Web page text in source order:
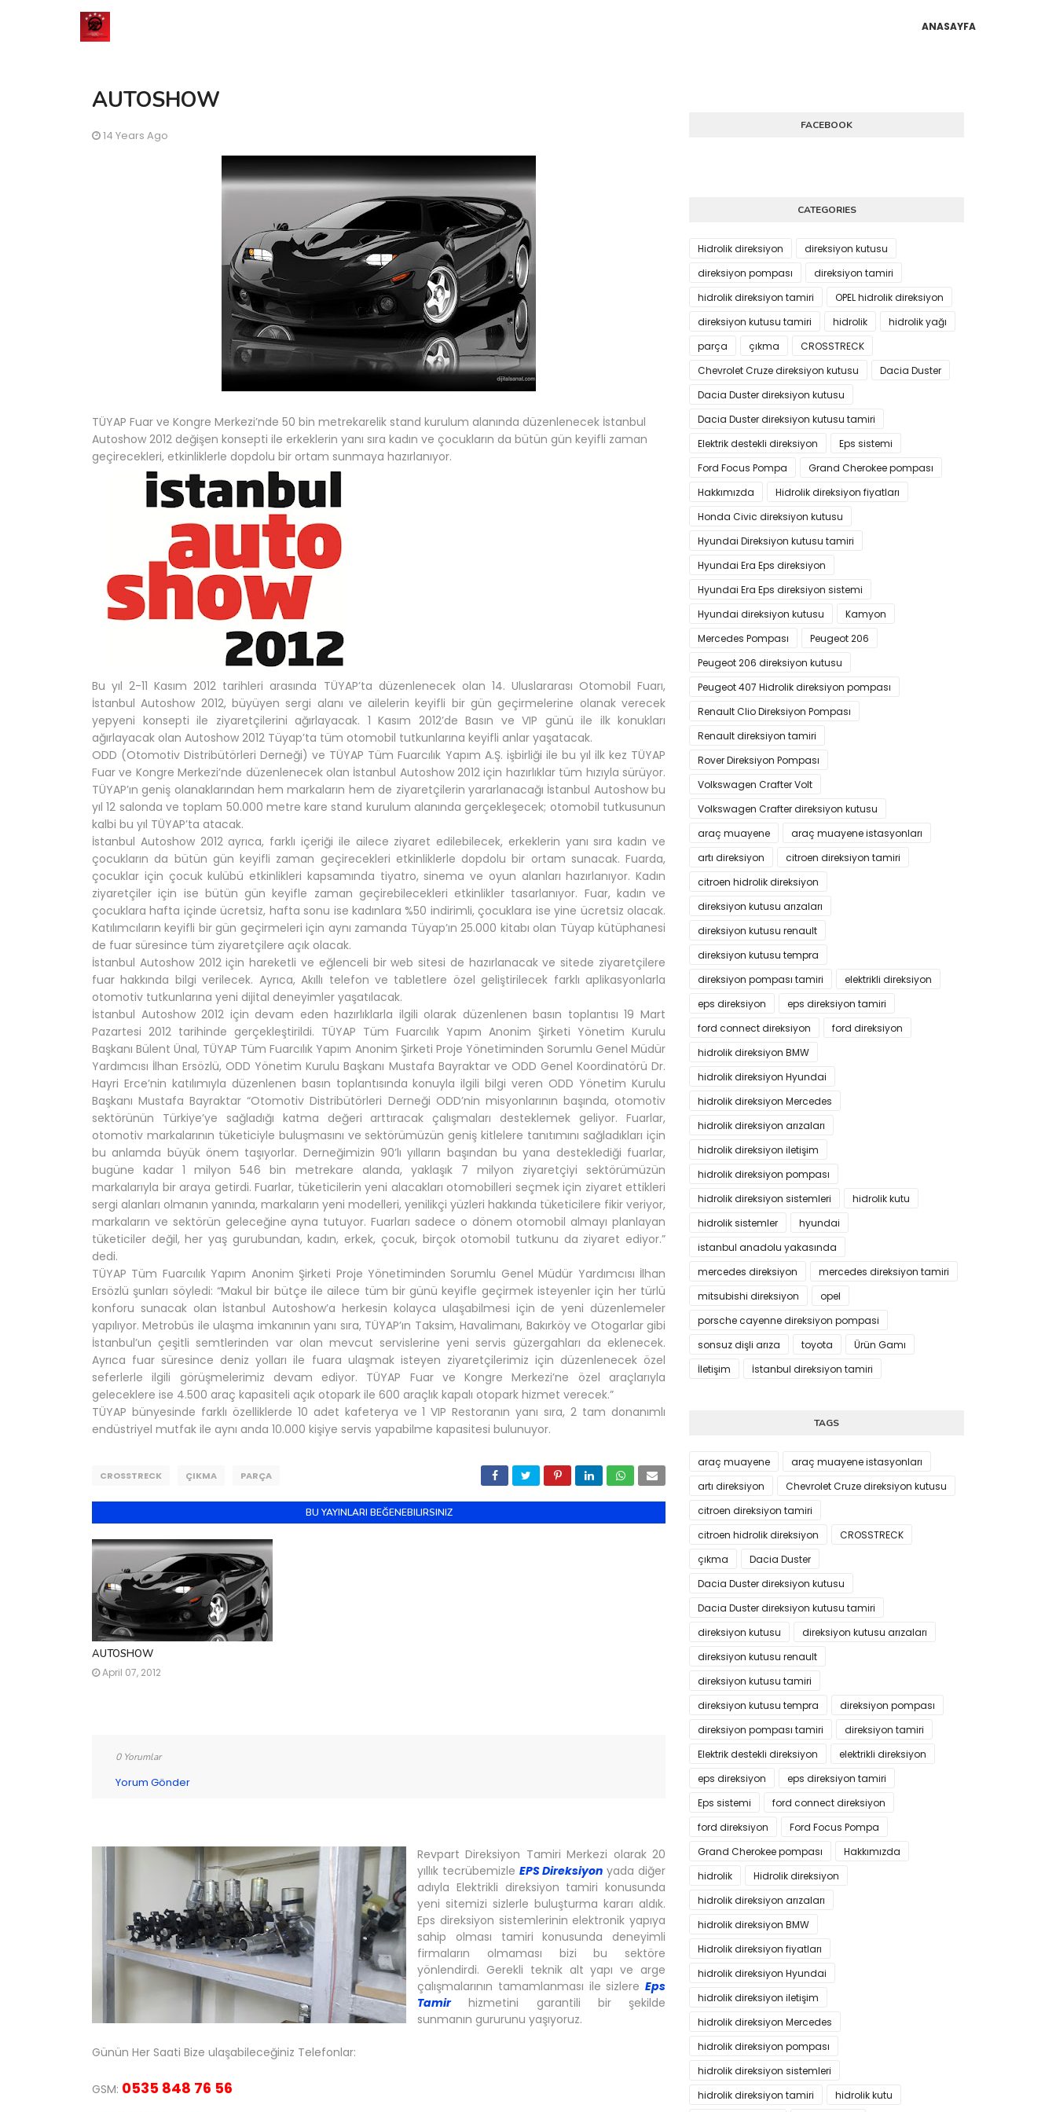
ANASAYFA
AUTOSHOW
14 Years Ago
TÜYAP Fuar ve Kongre Merkezi’nde 50 bin metrekarelik stand kurulum alanında düzenlenecek İstanbul
Autoshow 2012 değişen konsepti ile erkeklerin yanı sıra kadın ve çocukların da bütün gün keyifli zaman
geçirecekleri, etkinliklerle dopdolu bir ortam sunmaya hazırlanıyor.
Bu yıl 2-11 Kasım 2012 tarihleri arasında TÜYAP’ta düzenlenecek olan 14. Uluslararası Otomobil Fuarı,
İstanbul Autoshow 2012, büyüyen sergi alanı ve ailelerin keyifli bir gün geçirmelerine olanak verecek
yepyeni konsepti ile ziyaretçilerini ağırlayacak. 1 Kasım 2012’de Basın ve VIP günü ile ilk konukları
ağırlayacak olan Autoshow 2012 Tüyap’ta tüm otomobil tutkunlarına keyifli anlar yaşatacak.
ODD (Otomotiv Distribütörleri Derneği) ve TÜYAP Tüm Fuarcılık Yapım A.Ş. işbirliği ile bu yıl ilk kez TÜYAP
Fuar ve Kongre Merkezi’nde düzenlenecek olan İstanbul Autoshow 2012 için hazırlıklar tüm hızıyla sürüyor.
TÜYAP’ın geniş olanaklarından hem markaların hem de ziyaretçilerin yararlanacağı İstanbul Autoshow bu
yıl 12 salonda ve toplam 50.000 metre kare stand kurulum alanında gerçekleşecek; otomobil tutkusunun
kalbi bu yıl TÜYAP’ta atacak.
İstanbul Autoshow 2012 ayrıca, farklı içeriği ile ailece ziyaret edilebilecek, erkeklerin yanı sıra kadın ve
çocukların da bütün gün keyifli zaman geçirecekleri etkinliklerle dopdolu bir ortam sunacak. Fuarda,
çocuklar için çocuk kulübü etkinlikleri kapsamında tiyatro, sinema ve oyun alanları hazırlanıyor. Kadın
ziyaretçiler için ise bütün gün keyifle zaman geçirebilecekleri etkinlikler tasarlanıyor. Fuar, kadın ve
çocuklara hafta içinde ücretsiz, hafta sonu ise kadınlara %50 indirimli, çocuklara ise yine ücretsiz olacak.
Katılımcıların keyifli bir gün geçirmeleri için aynı zamanda Tüyap’ın 25.000 kitabı olan Tüyap kütüphanesi
de fuar süresince tüm ziyaretçilere açık olacak.
İstanbul Autoshow 2012 için hareketli ve eğlenceli bir web sitesi de hazırlanacak ve sitede ziyaretçilere
fuar hakkında bilgi verilecek. Ayrıca, Akıllı telefon ve tabletlere özel geliştirilecek farklı aplikasyonlarla
otomotiv tutkunlarına yeni dijital deneyimler yaşatılacak.
İstanbul Autoshow 2012 için devam eden hazırlıklarla ilgili olarak düzenlenen basın toplantısı 19 Mart
Pazartesi 2012 tarihinde gerçekleştirildi. TÜYAP Tüm Fuarcılık Yapım Anonim Şirketi Yönetim Kurulu
Başkanı Bülent Ünal, TÜYAP Tüm Fuarcılık Yapım Anonim Şirketi Proje Yönetiminden Sorumlu Genel Müdür
Yardımcısı İlhan Ersözlü, ODD Yönetim Kurulu Başkanı Mustafa Bayraktar ve ODD Genel Koordinatörü Dr.
Hayri Erce’nin katılımıyla düzenlenen basın toplantısında konuyla ilgili bilgi veren ODD Yönetim Kurulu
Başkanı Mustafa Bayraktar “Otomotiv Distribütörleri Derneği ODD’nin misyonlarının başında, otomotiv
sektörünün Türkiye’ye sağladığı katma değeri arttıracak çalışmaları desteklemek geliyor. Fuarlar,
otomotiv markalarının tüketiciyle buluşmasını ve sektörümüzün geniş kitlelere tanıtımını sağladıkları için
bu anlamda büyük önem taşıyorlar. Derneğimizin 90’lı yılların başından bu yana desteklediği fuarlar,
bugüne kadar 1 milyon 546 bin metrekare alanda, yaklaşık 7 milyon ziyaretçiyi sektörümüzün
markalarıyla bir araya getirdi. Fuarlar, tüketicilerin yeni alacakları otomobilleri seçmek için ziyaret ettikleri
sergi alanları olmanın yanında, markaların yeni modelleri, yenilikçi yüzleri hakkında tüketicilere fikir veriyor,
markaların ve sektörün geleceğine ayna tutuyor. Fuarları sadece o dönem otomobil almayı planlayan
tüketiciler değil, her yaş gurubundan, kadın, erkek, çocuk, birçok otomobil tutkunu da ziyaret ediyor.”
dedi.
TÜYAP Tüm Fuarcılık Yapım Anonim Şirketi Proje Yönetiminden Sorumlu Genel Müdür Yardımcısı İlhan
Ersözlü şunları söyledi: “Makul bir bütçe ile ailece tüm bir günü keyifle geçirmek isteyenler için her türlü
konforu sunacak olan İstanbul Autoshow’a herkesin kolayca ulaşabilmesi için de yeni düzenlemeler
yapılıyor. Metrobüs ile ulaşma imkanının yanı sıra, TÜYAP’ın Taksim, Havalimanı, Bakırköy ve Otogarlar gibi
İstanbul’un çeşitli semtlerinden var olan mevcut servislerine yeni servis güzergahları da eklenecek.
Ayrıca fuar süresince deniz yolları ile fuara ulaşmak isteyen ziyaretçilerimiz için düzenlenecek özel
seferlerle ilgili görüşmelerimiz devam ediyor. TÜYAP Fuar ve Kongre Merkezi’ne özel araçlarıyla
geleceklere ise 4.500 araç kapasiteli açık otopark ile 600 araçlık kapalı otopark hizmet verecek.”
TÜYAP bünyesinde farklı özelliklerde 10 adet kafeterya ve 1 VIP Restoranın yanı sıra, 2 tam donanımlı
endüstriyel mutfak ile aynı anda 10.000 kişiye servis yapabilme kapasitesi bulunuyor.
CROSSTRECK ÇIKMA PARÇA
BU YAYINLARI BEĞENEBILIRSINIZ
AUTOSHOW
April 07, 2012
0 Yorumlar
Yorum Gönder
Revpart Direksiyon Tamiri Merkezi olarak 20
yıllık tecrübemizle EPS Direksiyon yada diğer
adıyla Elektrikli direksiyon tamiri konusunda
yeni sitemizi sizlerle buluşturma kararı aldık.
Eps direksiyon sistemlerinin elektronik yapıya
sahip olması tamiri konusunda deneyimli
firmaların olmaması bizi bu sektöre
yönlendirdi. Gerekli teknik alt yapı ve arge
çalışmalarının tamamlanması ile sizlere Eps
Tamirhizmetini garantili bir şekilde
sunmanın gururunu yaşıyoruz.
Günün Her Saati Bize ulaşabileceğiniz Telefonlar:
GSM: 0535 848 76 56
FACEBOOK
CATEGORIES
Hidrolik direksiyon
direksiyon kutusu
direksiyon pompası
direksiyon tamiri
hidrolik direksiyon tamiri
OPEL hidrolik direksiyon
direksiyon kutusu tamiri
hidrolik
hidrolik yağı
parça
çıkma
CROSSTRECK
Chevrolet Cruze direksiyon kutusu
Dacia Duster
Dacia Duster direksiyon kutusu
Dacia Duster direksiyon kutusu tamiri
Elektrik destekli direksiyon
Eps sistemi
Ford Focus Pompa
Grand Cherokee pompası
Hakkımızda
Hidrolik direksiyon fiyatları
Honda Civic direksiyon kutusu
Hyundai Direksiyon kutusu tamiri
Hyundai Era Eps direksiyon
Hyundai Era Eps direksiyon sistemi
Hyundai direksiyon kutusu
Kamyon
Mercedes Pompası
Peugeot 206
Peugeot 206 direksiyon kutusu
Peugeot 407 Hidrolik direksiyon pompası
Renault Clio Direksiyon Pompası
Renault direksiyon tamiri
Rover Direksiyon Pompası
Volkswagen Crafter Volt
Volkswagen Crafter direksiyon kutusu
araç muayene
araç muayene istasyonları
artı direksiyon
citroen direksiyon tamiri
citroen hidrolik direksiyon
direksiyon kutusu arızaları
direksiyon kutusu renault
direksiyon kutusu tempra
direksiyon pompası tamiri
elektrikli direksiyon
eps direksiyon
eps direksiyon tamiri
ford connect direksiyon
ford direksiyon
hidrolik direksiyon BMW
hidrolik direksiyon Hyundai
hidrolik direksiyon Mercedes
hidrolik direksiyon arızaları
hidrolik direksiyon iletişim
hidrolik direksiyon pompası
hidrolik direksiyon sistemleri
hidrolik kutu
hidrolik sistemler
hyundai
istanbul anadolu yakasında
mercedes direksiyon
mercedes direksiyon tamiri
mitsubishi direksiyon
opel
porsche cayenne direksiyon pompasi
sonsuz dişli arıza
toyota
Ürün Gamı
İletişim
İstanbul direksiyon tamiri
TAGS
araç muayene
araç muayene istasyonları
artı direksiyon
Chevrolet Cruze direksiyon kutusu
citroen direksiyon tamiri
citroen hidrolik direksiyon
CROSSTRECK
çıkma
Dacia Duster
Dacia Duster direksiyon kutusu
Dacia Duster direksiyon kutusu tamiri
direksiyon kutusu
direksiyon kutusu arızaları
direksiyon kutusu renault
direksiyon kutusu tamiri
direksiyon kutusu tempra
direksiyon pompası
direksiyon pompası tamiri
direksiyon tamiri
Elektrik destekli direksiyon
elektrikli direksiyon
eps direksiyon
eps direksiyon tamiri
Eps sistemi
ford connect direksiyon
ford direksiyon
Ford Focus Pompa
Grand Cherokee pompası
Hakkımızda
hidrolik
Hidrolik direksiyon
hidrolik direksiyon arızaları
hidrolik direksiyon BMW
Hidrolik direksiyon fiyatları
hidrolik direksiyon Hyundai
hidrolik direksiyon iletişim
hidrolik direksiyon Mercedes
hidrolik direksiyon pompası
hidrolik direksiyon sistemleri
hidrolik direksiyon tamiri
hidrolik kutu